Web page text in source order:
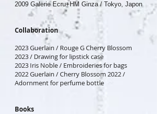
2009 Galerie Ecru+HM Ginza / Tokyo, Japon
Collaboration
2023 Guerlain / Rouge G Cherry Blossom
2023 / Drawing for lipstick case
2023 Iris Noble / Embroideries for bags
2022 Guerlain / Cherry Blossom 2022 /
Adornment for perfume bottle
Books